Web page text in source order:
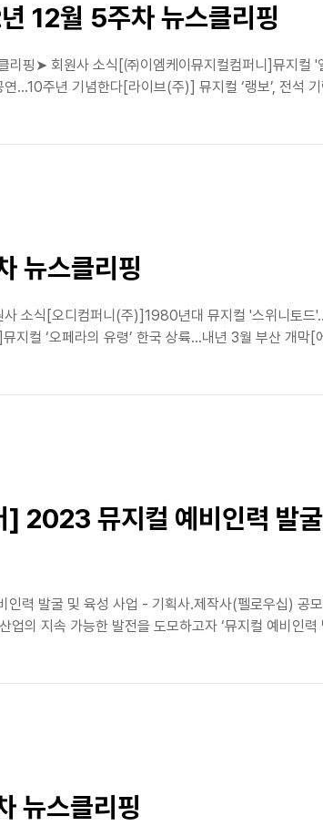
12월 5주차 뉴스클리핑
핑➤ 회원사 소식[㈜이엠케이뮤지컬컴퍼니]뮤지컬 '
...10주년 기념한다[라이브(주)] 뮤지컬 ‘랭보’, 전석
뉴스클리핑
소식[오디컴퍼니(주)]1980년대 뮤지컬 '스위니토
지컬 ‘오페라의 유령’ 한국 상륙…내년 3월 부산 개
2023 뮤지컬 예비인력 발
력 발굴 및 육성 사업 - 기획사․제작사(펠로우십) 공
업의 지속 가능한 발전을 도모하고자 ‘뮤지컬 예비인
뉴스클리핑